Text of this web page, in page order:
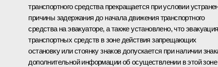
транспортного средства прекращается при условии
причины задержания до начала движения транспортного
средства на эвакуаторе, а также установлено, что эвакуация
транспортных средств в зоне действия запрещающих
остановку или стоянку знаков допускается при наличии
дополнительной информации об осуществлении в этой зоне